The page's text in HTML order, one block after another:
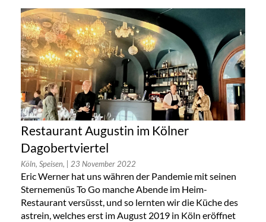
Restaurant Augustin im Kölner
Dagobertviertel
Köln, Speisen, | 23 November 2022
Eric Werner hat uns währen der Pandemie mit seinen
Sternemenüs To Go manche Abende im Heim-
Restaurant versüsst, und so lernten wir die Küche des
astrein, welches erst im August 2019 in Köln eröffnet